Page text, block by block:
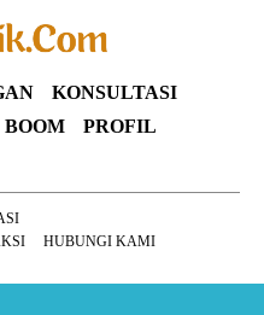
KONSULTASI
BOOM
PROFIL
HUBUNGI KAMI